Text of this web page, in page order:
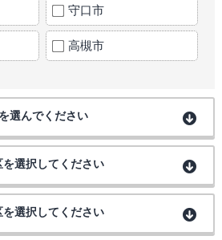
守口市
高槻市
選んでください
選択してください
選択してください